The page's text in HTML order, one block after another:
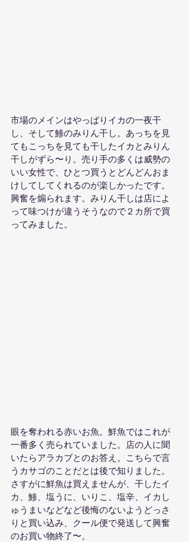
市場のメインはやっぱりイカの一夜干
し、そして鯵のみりん干し。あっちを見
てもこっちを見ても干したイカとみりん
干しがずら〜り。売り手の多くは威勢の
いい女性で、ひとつ買うとどんどんおま
けしてしてくれるのが楽しかったです。
興奮を煽られます。みりん干しは店によ
って味つけが違うそうなので２カ所で買
ってみました。
眼を奪われる赤いお魚。鮮魚ではこれが
一番多く売られていました。店の人に聞
いたらアラカブとのお答え。こちらで言
うカサゴのことだとは後で知りました。
さすがに鮮魚は買えませんが、干したイ
カ、鯵、塩うに、いりこ、塩辛、イカし
ゅうまいなどなど後悔のないようどっさ
りと買い込み、クール便で発送して興奮
のお買い物終了〜。